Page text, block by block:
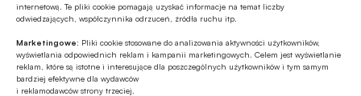
internetową. Te pliki cookie pomagają uzyskać informacje na temat liczby
odwiedzających, współczynnika odrzuceń, źródła ruchu itp.
Marketingowe: Pliki cookie stosowane do analizowania aktywności użytkowników,
wyświetlania odpowiednich reklam i kampanii marketingowych. Celem jest wyświetlanie
reklam, które są istotne i interesujące dla poszczególnych użytkowników i tym samym
bardziej efektywne dla wydawców
i reklamodawców strony trzeciej.
Apel Rady Przedsiębiorczości ws.
polskiego stanowiska w pracach Rady
UE nad pakietem Digital Omnibus
CYBERBEZPIECZEŃSTWO
W PKO Banku Polskim już działa